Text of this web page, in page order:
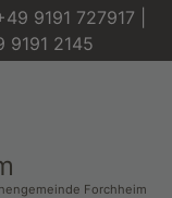
9191 727917 |
9191 2145
Forchheim